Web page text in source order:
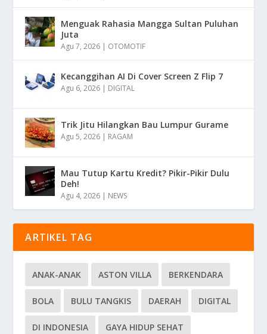
Menguak Rahasia Mangga Sultan Puluhan
Juta
Agu 7, 2026 | OTOMOTIF
Kecanggihan AI Di Cover Screen Z Flip 7
Agu 6, 2026 | DIGITAL
Trik Jitu Hilangkan Bau Lumpur Gurame
Agu 5, 2026 | RAGAM
Mau Tutup Kartu Kredit? Pikir-Pikir Dulu
Deh!
Agu 4, 2026 | NEWS
ARTIKEL TAG
ANAK-ANAK ASTON VILLA BERKENDARA
BOLA BULU TANGKIS DAERAH DIGITAL
DI INDONESIA GAYA HIDUP SEHAT